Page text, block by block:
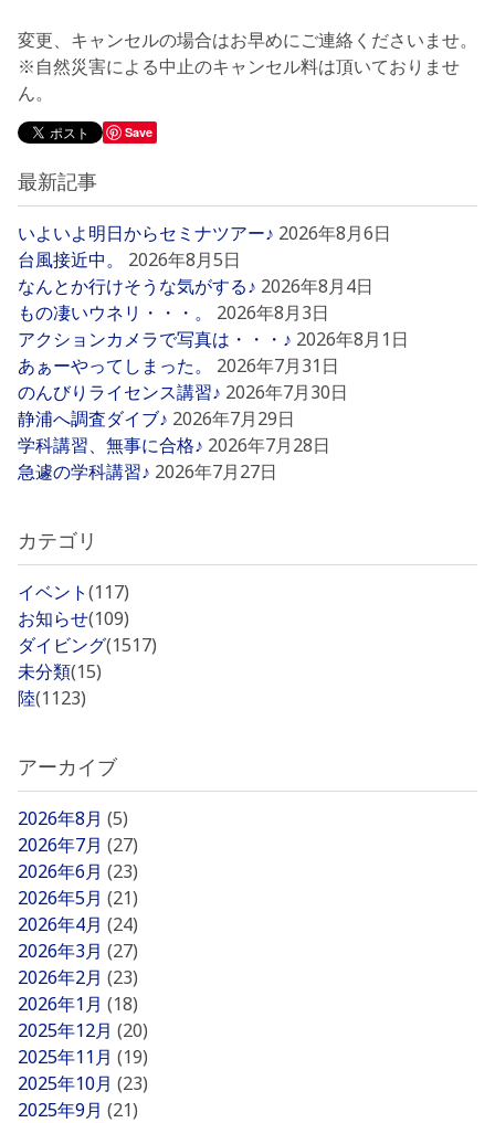
変更、キャンセルの場合はお早めにご連絡くださいませ。
※自然災害による中止のキャンセル料は頂いておりませ
ん。
Save
最新記事
いよいよ明日からセミナツアー♪ 2026年8月6日
台風接近中。
2026年8月5日
なんとか行けそうな気がする♪ 2026年8月4日
もの凄いウネリ・・・。
2026年8月3日
アクションカメラで写真は・・・♪ 2026年8月1日
あぁーやってしまった。
2026年7月31日
のんびりライセンス講習♪ 2026年7月30日
静浦へ調査ダイブ♪ 2026年7月29日
学科講習、無事に合格♪ 2026年7月28日
急遽の学科講習♪ 2026年7月27日
カテゴリ
イベント(117)
お知らせ(109)
ダイビング(1517)
未分類(15)
陸(1123)
アーカイブ
2026年8月 (5)
2026年7月 (27)
2026年6月 (23)
2026年5月 (21)
2026年4月 (24)
2026年3月 (27)
2026年2月 (23)
2026年1月 (18)
2025年12月 (20)
2025年11月 (19)
2025年10月 (23)
2025年9月 (21)